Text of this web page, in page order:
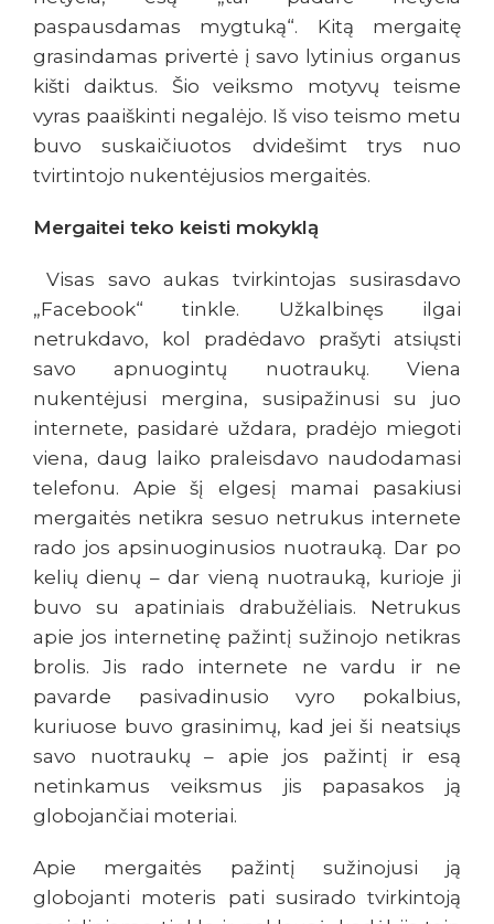
paspausdamas mygtuką“. Kitą mergaitę
grasindamas privertė į savo lytinius organus
kišti daiktus. Šio veiksmo motyvų teisme
vyras paaiškinti negalėjo. Iš viso teismo metu
buvo suskaičiuotos dvidešimt trys nuo
tvirtintojo nukentėjusios mergaitės.
Mergaitei teko keisti mokyklą
Visas savo aukas tvirkintojas susirasdavo
„Facebook“ tinkle. Užkalbinęs ilgai
netrukdavo, kol pradėdavo prašyti atsiųsti
savo apnuogintų nuotraukų. Viena
nukentėjusi mergina, susipažinusi su juo
internete, pasidarė uždara, pradėjo miegoti
viena, daug laiko praleisdavo naudodamasi
telefonu. Apie šį elgesį mamai pasakiusi
mergaitės netikra sesuo netrukus internete
rado jos apsinuoginusios nuotrauką. Dar po
kelių dienų – dar vieną nuotrauką, kurioje ji
buvo su apatiniais drabužėliais. Netrukus
apie jos internetinę pažintį sužinojo netikras
brolis. Jis rado internete ne vardu ir ne
pavarde pasivadinusio vyro pokalbius,
kuriuose buvo grasinimų, kad jei ši neatsiųs
savo nuotraukų – apie jos pažintį ir esą
netinkamus veiksmus jis papasakos ją
globojančiai moteriai.
Apie mergaitės pažintį sužinojusi ją
globojanti moteris pati susirado tvirkintoją